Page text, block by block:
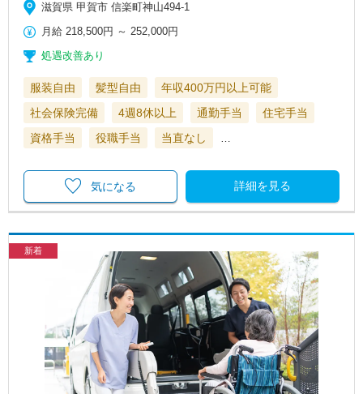
滋賀県 甲賀市 信楽町神山494‐1
月給 218,500円 ～252,000円
処遇改善あり
服装自由 髪型自由
年収400万円以上可能
社会保険完備
4週8休以上 通勤手当
住宅手当
資格手当
役職手当 当直なし …
詳細を見る
気になる
新着